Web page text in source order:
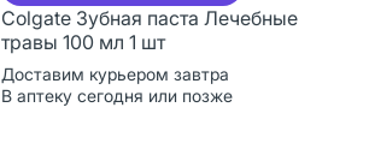
Colgate Зубная паста Лечебные
травы 100 мл 1 шт
Доставим курьером завтра
В аптеку сегодня или позже